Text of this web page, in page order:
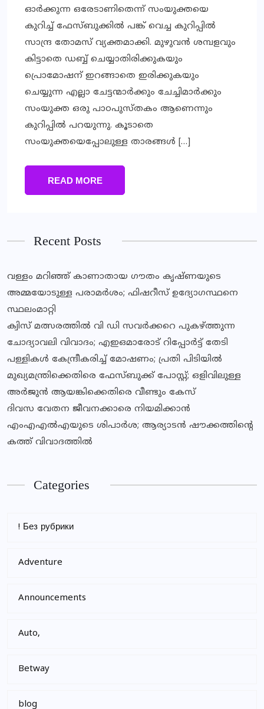
ഓര്‍ക്കുന്ന ഒരേടാണിതെന്ന് സംയുക്തയെ
കുറിച്ച് ഫേസ്ബുക്കിൽ പങ്ക് വെച്ച കുറിപ്പിൽ
സാന്ദ്ര തോമസ് വ്യക്തമാക്കി. മുഴുവൻ ശമ്പളവും
കിട്ടാതെ ഡബ്ബ് ചെയ്യാതിരിക്കുകയും
പ്രൊമോഷന് ഇറങ്ങാതെ ഇരിക്കുകയും
ചെയ്യുന്ന എല്ലാ ചേട്ടന്മാര്‍ക്കും ചേച്ചിമാര്‍ക്കും
സംയുക്ത ഒരു പാഠപുസ്തകം ആണെന്നും
കുറിപ്പിൽ പറയുന്നു. കൂടാതെ
സംയുക്തയെപ്പോലുള്ള താരങ്ങള്‍ […]
READ MORE
Recent Posts
വള്ളം മറിഞ്ഞ് കാണാതായ ഗൗതം കൃഷ്ണയുടെ
അമ്മയോടുള്ള പരാമര്‍ശം; ഫിഷറീസ് ഉദ്യോഗസ്ഥനെ
സ്ഥലംമാറ്റി
ക്വിസ് മത്സരത്തില്‍ വി ഡി സവര്‍ക്കറെ പുകഴ്ത്തുന്ന
ചോദ്യാവലി വിവാദം; എഇഒമാരോട് റിപ്പോര്‍ട്ട് തേടി
പള്ളികൾ കേന്ദ്രീകരിച്ച് മോഷണം; പ്രതി പിടിയിൽ
മുഖ്യമന്ത്രിക്കെതിരെ ഫേസ്‌ബുക്ക് പോസ്റ്റ്; ഒളിവിലുള്ള
അർജുൻ ആയങ്കിക്കെതിരെ വീണ്ടും കേസ്
ദിവസ വേതന ജീവനക്കാരെ നിയമിക്കാന്‍
എംഎഎല്‍എയുടെ ശിപാര്‍ശ; ആര്യാടന്‍ ഷൗക്കത്തിന്റെ
കത്ത് വിവാദത്തില്‍
Categories
! Без рубрики
Adventure
Announcements
Auto,
Betway
blog